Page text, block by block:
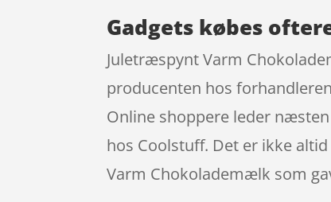
Gadgets købes
Juletræspynt Varm
producenten hos
Online shoppere leder
hos Coolstuff. Det er ikke
Varm Chokolademælk som